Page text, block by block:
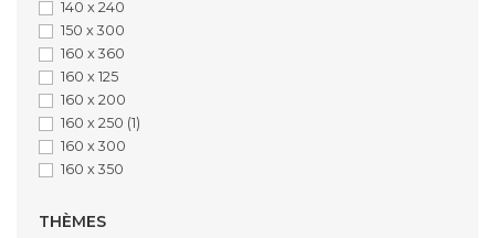
140 x 240
150 x 300
160 x 360
160 x 125
160 x 200
160 x 250 (1)
160 x 300
160 x 350
THÈMES